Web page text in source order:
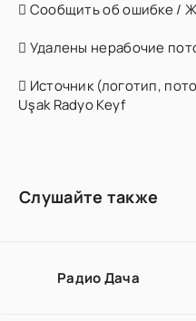
Сообщить об ошибке /
Удалены нерабочие
Источник (логотип,
Uşak Radyo Keyf
Слушайте также
Радио Дача